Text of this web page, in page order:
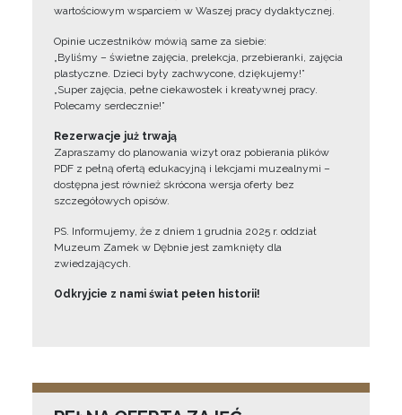
wartościowym wsparciem w Waszej pracy dydaktycznej.
Opinie uczestników mówią same za siebie:
„Byliśmy – świetne zajęcia, prelekcja, przebieranki, zajęcia
plastyczne. Dzieci były zachwycone, dziękujemy!”
„Super zajęcia, pełne ciekawostek i kreatywnej pracy.
Polecamy serdecznie!”
Rezerwacje już trwają
Zapraszamy do planowania wizyt oraz pobierania plików
PDF z pełną ofertą edukacyjną i lekcjami muzealnymi –
dostępna jest również skrócona wersja oferty bez
szczegółowych opisów.
PS. Informujemy, że z dniem 1 grudnia 2025 r. oddział
Muzeum Zamek w Dębnie jest zamknięty dla
zwiedzających.
Odkryjcie z nami świat pełen historii!